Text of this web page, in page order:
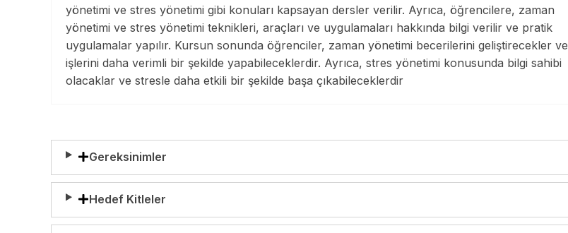
yönetimi ve stres yönetimi gibi konuları kapsayan dersler verilir. Ayrıca, öğrencilere, zaman
yönetimi ve stres yönetimi teknikleri, araçları ve uygulamaları hakkında bilgi verilir ve pratik
uygulamalar yapılır. Kursun sonunda öğrenciler, zaman yönetimi becerilerini geliştirecekler ve
işlerini daha verimli bir şekilde yapabileceklerdir. Ayrıca, stres yönetimi konusunda bilgi sahibi
olacaklar ve stresle daha etkili bir şekilde başa çıkabileceklerdir
Gereksinimler
Hedef Kitleler